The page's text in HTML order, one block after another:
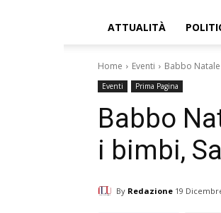
ATTUALITÀ
Home Eventi Babbo
Eventi Prima Pagina
Babbo
i bimbi,
By Redazione 19